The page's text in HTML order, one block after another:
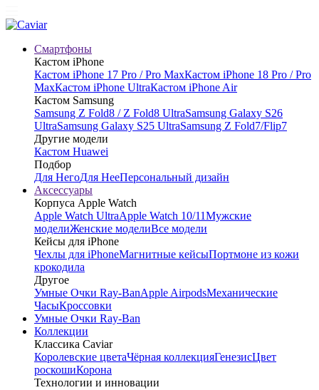
Смартфоны
Кастом iPhone
Кастом iPhone 17 Pro / Pro MaxКастом iPhone 18 Pro / Pro
MaxКастом iPhone UltraКастом iPhone Air
Кастом Samsung
Samsung Z Fold8 / Z Fold8 UltraSamsung Galaxy S26
UltraSamsung Galaxy S25 UltraSamsung Z Fold7/Flip7
Другие модели
Кастом Huawei
Подбор
Для НегоДля НееПерсональный дизайн
Аксессуары
Корпуса Apple Watch
Apple Watch UltraApple Watch 10/11Мужские
моделиЖенские моделиВсе модели
Кейсы для iPhone
Чехлы для iPhoneМагнитные кейсыПортмоне из кожи
крокодила
Другое
Умные Очки Ray-BanApple AirpodsМеханические
ЧасыКроссовки
Умные Очки Ray-Ban
Коллекции
Классика Caviar
Королевские цветаЧёрная коллекцияГенезисЦвет
роскошиКорона
Технологии и инновации